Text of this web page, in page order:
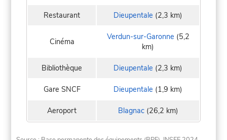
Restaurant Dieupentale (2,3 km)
Cinéma Verdun-sur-Garonne (5,2
km)
Bibliothèque Dieupentale (2,3 km)
Gare SNCF Dieupentale (1,9 km)
Aeroport Blagnac(26,2 km)